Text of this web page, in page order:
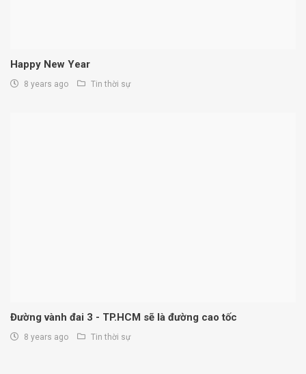
Happy New Year
8 years ago Tin thời sự
Đường vành đai 3 - TP.HCM sẽ là đường cao tốc
8 years ago Tin thời sự